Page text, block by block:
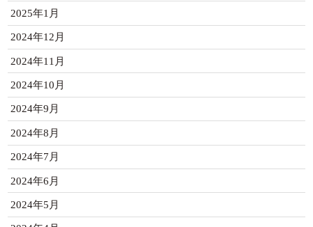
2025年1月
2024年12月
2024年11月
2024年10月
2024年9月
2024年8月
2024年7月
2024年6月
2024年5月